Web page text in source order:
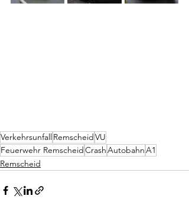
Verkehrsunfall Remscheid VU
Feuerwehr Remscheid CrashAutobahnA1
Remscheid